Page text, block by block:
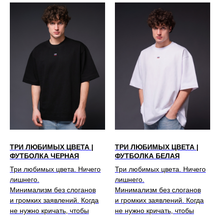
ТРИ ЛЮБИМЫХ ЦВЕТА |
ФУТБОЛКА ЧЕРНАЯ
Три любимых цвета. Ничего
лишнего.
Минимализм без слоганов
и громких заявлений. Когда
не нужно кричать, чтобы
ТРИ ЛЮБИМЫХ ЦВЕТА |
ФУТБОЛКА БЕЛАЯ
Три любимых цвета. Ничего
лишнего.
Минимализм без слоганов
и громких заявлений. Когда
не нужно кричать, чтобы